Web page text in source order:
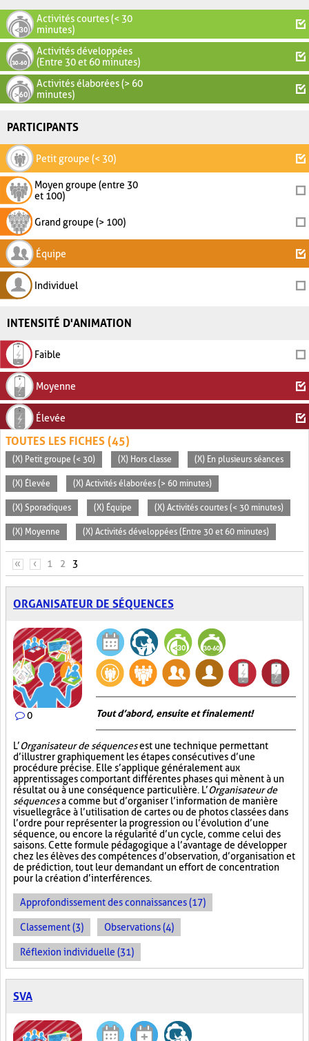
Activités courtes (< 30
minutes)
Activités développées
(Entre 30 et 60 minutes)
Activités élaborées (> 60
minutes)
PARTICIPANTS
Petit groupe (< 30)
Moyen groupe (entre 30
et 100)
Grand groupe (> 100)
Équipe
Individuel
INTENSITÉ D'ANIMATION
Faible
Moyenne
Élevée
TOUTES LES FICHES (45)
(X) Petit groupe (< 30) (X) Hors classe (X) En plusieurs séances
(X) Élevée (X) Activités élaborées (> 60 minutes)
(X) Sporadiques (X) Équipe (X) Activités courtes (< 30 minutes)
(X) Moyenne (X) Activités développées (Entre 30 et 60 minutes)
PAGES
« ‹ 1 2 3
ORGANISATEUR DE SÉQUENCES
0 Tout d’abord, ensuite et finalement!
L’Organisateur de séquencesest une technique permettant
d’illustrer graphiquement les étapes consécutives d’une
procédure précise. Elle s’applique généralement aux
apprentissages comportant différentes phases qui mènent à un
résultat ou à une conséquence particulière. L’Organisateur de
séquencesa comme but d’organiser l’information de manière
visuellegrâce à l’utilisation de cartes ou de photos classées dans
l’ordre pour représenter la progression ou l’évolution d’une
séquence, ou encore la régularité d’un cycle, comme celui des
saisons. Cette formule pédagogique a l’avantage de développer
chez les élèves des compétences d’observation, d’organisation et
de prédiction, tout leur demandant un effort de concentration
pour la création d’interférences.
Approfondissement des connaissances (17)
Classement (3) Observations (4)
Réflexion individuelle (31)
SVA